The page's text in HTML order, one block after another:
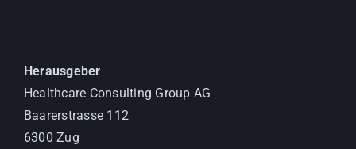
Herausgeber
Healthcare Consulting Group AG
Baarerstrasse 112
6300 Zug